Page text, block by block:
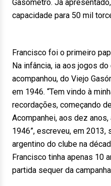
Gasómetro. Já
capacidade para 50 mil
Francisco foi o primeiro
Na infância, ia aos jogos
acompanhou, do Viejo
em 1946. “Tem vindo à
recordações, começando
Acompanhei, aos dez
1946”, escreveu, em
argentino do clube na
Francisco tinha apenas 10
partida sequer da